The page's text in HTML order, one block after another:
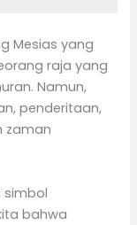
Mesias yang
raja yang
Namun,
penderitaan,
zaman
simbol
bahwa